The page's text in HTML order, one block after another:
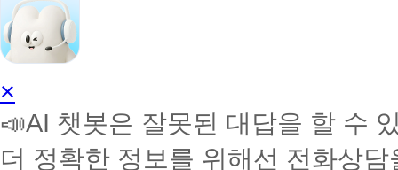
AI
학
습
토
×
📣AI 챗봇은 잘못된 대답을 할 수
더 정확한 정보를 위해선 전화상